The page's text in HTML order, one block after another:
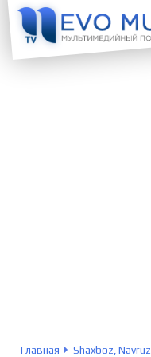
Главная Shaxboz, Navruz